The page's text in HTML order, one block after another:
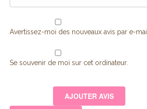
Avertissez-moi des nouveaux avis par e-mail.
Se souvenir de moi sur cet ordinateur.